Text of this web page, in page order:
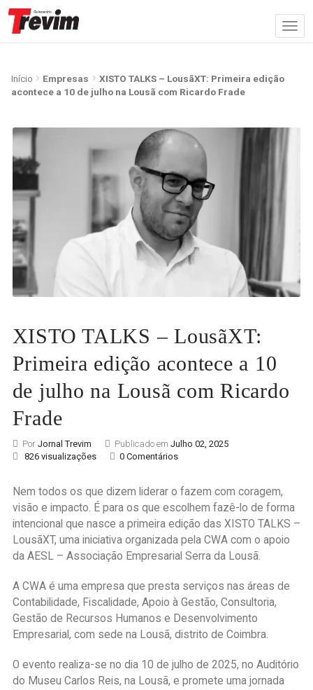
Início Empresas
XISTO TALKS – LousãXT: Primeira edição
acontece a 10 de julho na Lousã com Ricardo Frade
XISTO TALKS – LousãXT:
Primeira edição acontece a 10
de julho na Lousã com Ricardo
Frade
Por Jornal Trevim Publicado em Julho 02, 2025
826 visualizações
0 Comentários
Nem todos os que dizem liderar o fazem com coragem,
visão e impacto. É para os que escolhem fazê-lo de forma
intencional que nasce a primeira edição das XISTO TALKS –
LousãXT, uma iniciativa organizada pela CWA com o apoio
da AESL – Associação Empresarial Serra da Lousã.
A CWA é uma empresa que presta serviços nas áreas de
Contabilidade, Fiscalidade, Apoio à Gestão, Consultoria,
Gestão de Recursos Humanos e Desenvolvimento
Empresarial, com sede na Lousã, distrito de Coimbra.
O evento realiza-se no dia 10 de julho de 2025, no Auditório
do Museu Carlos Reis, na Lousã, e promete uma jornada